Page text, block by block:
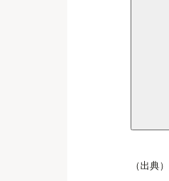
（出典）